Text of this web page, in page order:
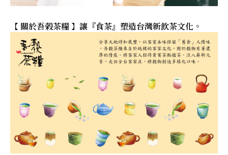
【 關於吾榖茶糧 】讓『食茶』塑造台灣新飲茶文化。